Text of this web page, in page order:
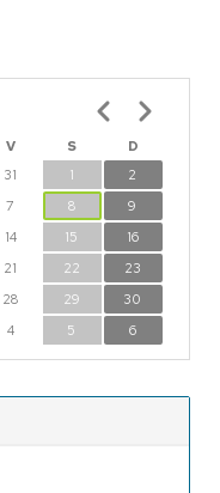
V S
D
31 1
2
7 8
9
14 15
16
21 22
23
28 29
30
4 5 6
Paginación